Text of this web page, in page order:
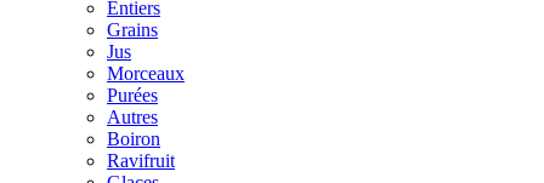
Entiers
Grains
Jus
Morceaux
Purées
Autres
Boiron
Ravifruit